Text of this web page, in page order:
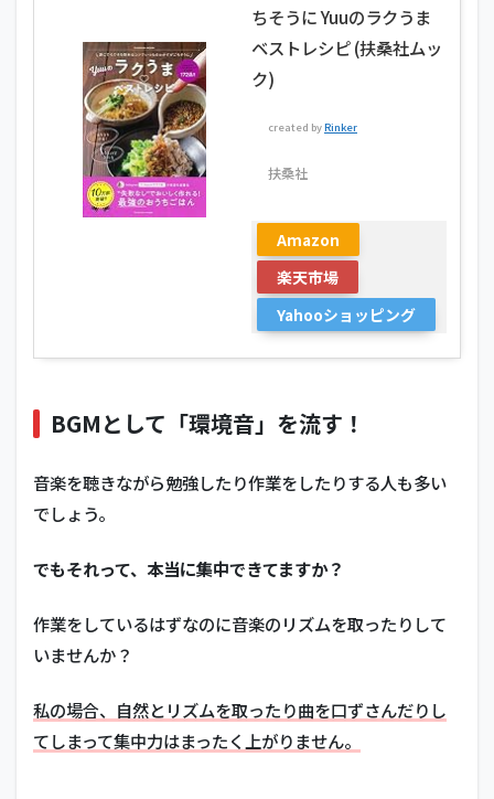
ちそうに Yuuのラクうま
ベストレシピ (扶桑社ムッ
ク)
created byRinker
扶桑社
Amazon
楽天市場
Yahooショッピング
BGMとして「環境音」を流す！
音楽を聴きながら勉強したり作業をしたりする人も多い
でしょう。
でもそれって、本当に集中できてますか？
作業をしているはずなのに音楽のリズムを取ったりして
いませんか？
私の場合、自然とリズムを取ったり曲を口ずさんだりし
てしまって集中力はまったく上がりません。